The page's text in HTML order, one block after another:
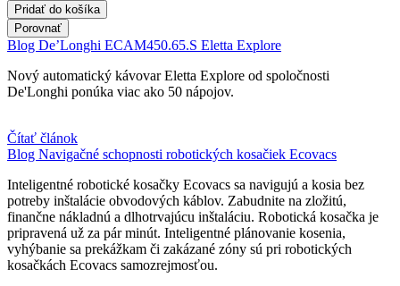
Pridať do košíka
Porovnať
Blog De’Longhi ECAM450.65.S Eletta Explore
Nový automatický kávovar Eletta Explore od spoločnosti
De'Longhi ponúka viac ako 50 nápojov.
Čítať článok
Blog Navigačné schopnosti robotických kosačiek Ecovacs
Inteligentné robotické kosačky Ecovacs sa navigujú a kosia bez
potreby inštalácie obvodových káblov. Zabudnite na zložitú,
finančne nákladnú a dlhotrvajúcu inštaláciu. Robotická kosačka je
pripravená už za pár minút. Inteligentné plánovanie kosenia,
vyhýbanie sa prekážkam či zakázané zóny sú pri robotických
kosačkách Ecovacs samozrejmosťou.